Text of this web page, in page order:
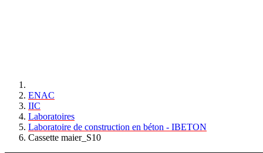
ENAC
IIC
Laboratoires
Laboratoire de construction en béton - IBETON
Cassette maier_S10